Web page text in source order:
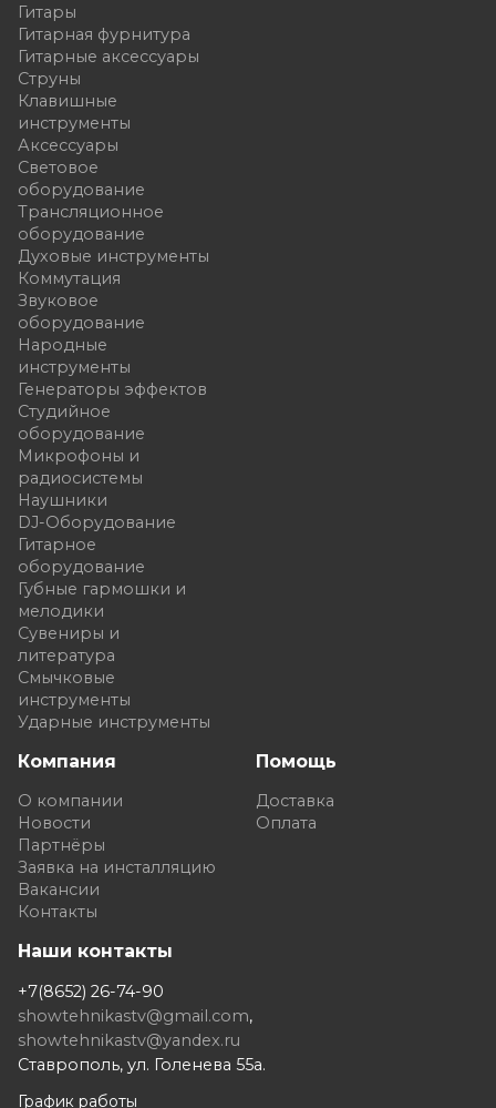
Гитары
Гитарная фурнитура
Гитарные аксессуары
Струны
Клавишные
инструменты
Аксессуары
Световое
оборудование
Трансляционное
оборудование
Духовые инструменты
Коммутация
Звуковое
оборудование
Народные
инструменты
Генераторы эффектов
Студийное
оборудование
Микрофоны и
радиосистемы
Наушники
DJ-Оборудование
Гитарное
оборудование
Губные гармошки и
мелодики
Сувениры и
литература
Смычковые
инструменты
Ударные инструменты
Компания
О компании
Новости
Партнёры
Заявка на инсталляцию
Вакансии
Контакты
Помощь
Доставка
Оплата
Наши контакты
+7(8652) 26-74-90
showtehnikastv@gmail.com,
showtehnikastv@yandex.ru
Ставрополь, ул. Голенева 55а.
График работы